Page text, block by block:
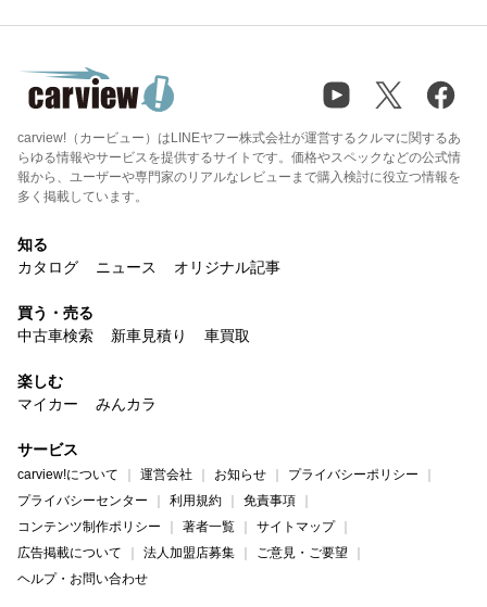
carview!（カービュー）はLINEヤフー株式会社が運営するクルマに関するあ
らゆる情報やサービスを提供するサイトです。価格やスペックなどの公式情
報から、ユーザーや専門家のリアルなレビューまで購入検討に役立つ情報を
多く掲載しています。
知る
カタログ
ニュース オリジナル記事
買う・売る
中古車検索
新車見積り 車買取
楽しむ
マイカー
みんカラ
サービス
carview!について 運営会社 お知らせ
プライバシーポリシー
プライバシーセンター
利用規約
免責事項
コンテンツ制作ポリシー
著者一覧
サイトマップ
広告掲載について
法人加盟店募集
ご意見・ご要望
ヘルプ・お問い合わせ